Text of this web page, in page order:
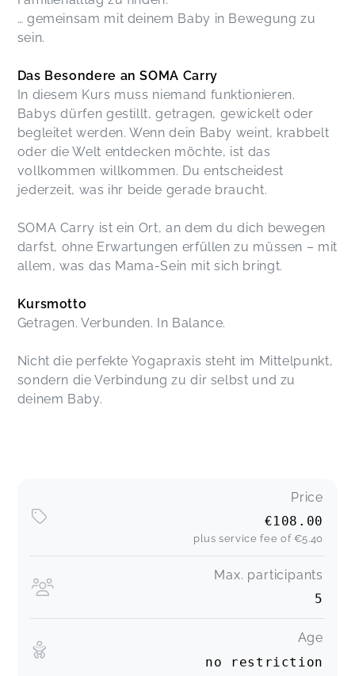
… gemeinsam mit deinem Baby in Bewegung zu
sein.
Das Besondere an SOMA Carry
In diesem Kurs muss niemand funktionieren.
Babys dürfen gestillt, getragen, gewickelt oder
begleitet werden. Wenn dein Baby weint, krabbelt
oder die Welt entdecken möchte, ist das
vollkommen willkommen. Du entscheidest
jederzeit, was ihr beide gerade braucht.
SOMA Carry ist ein Ort, an dem du dich bewegen
darfst, ohne Erwartungen erfüllen zu müssen – mit
allem, was das Mama-Sein mit sich bringt.
Kursmotto
Getragen. Verbunden. In Balance.
Nicht die perfekte Yogapraxis steht im Mittelpunkt,
sondern die Verbindung zu dir selbst und zu
deinem Baby.
Price
€108.00
plus service fee of €5.40
Max. participants
5
Age
no restriction